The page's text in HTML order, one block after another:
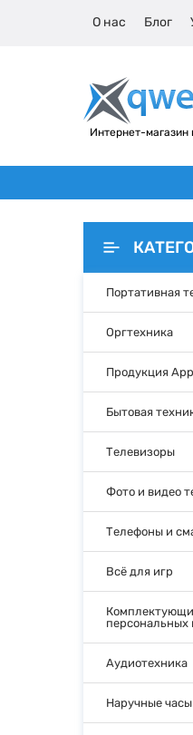
О нас Блог
Интернет-магазин
Портативная
Оргтехника
Продукция
Бытовая
Телевизоры
Фото и видео
Телефоны и
Всё для игр
персональных
Аудиотехника
Наручные часы